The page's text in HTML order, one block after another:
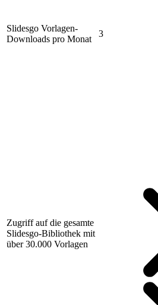
Slidesgo Vorlagen-
Downloads pro Monat
3
Zugriff auf die gesamte
Slidesgo-Bibliothek mit
über 30.000 Vorlagen